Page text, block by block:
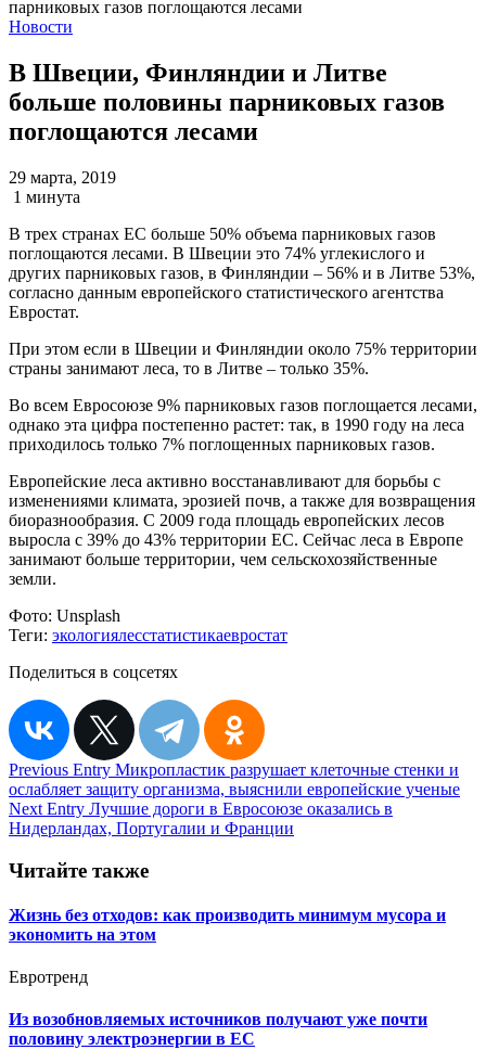
Новости
В Швеции, Финляндии и Литве
больше половины парниковых газов
поглощаются лесами
29 марта, 2019
1 минута
В трех странах ЕС больше 50% объема парниковых газов
поглощаются лесами. В Швеции это 74% углекислого и
других парниковых газов, в Финляндии – 56% и в Литве 53%,
согласно данным европейского статистического агентства
Евростат.
При этом если в Швеции и Финляндии около 75% территории
страны занимают леса, то в Литве – только 35%.
Во всем Евросоюзе 9% парниковых газов поглощается лесами,
однако эта цифра постепенно растет: так, в 1990 году на леса
приходилось только 7% поглощенных парниковых газов.
Европейские леса активно восстанавливают для борьбы с
изменениями климата, эрозией почв, а также для возвращения
биоразнообразия. С 2009 года площадь европейских лесов
выросла с 39% до 43% территории ЕС. Сейчас леса в Европе
занимают больше территории, чем сельскохозяйственные
земли.
Фото: Unsplash
Теги: экологиялесстатистикаевростат
Поделиться в соцсетях
Навигация
по
записям
Previous Entry Микропластик разрушает клеточные стенки и
ослабляет защиту организма, выяснили европейские ученые
Next Entry Лучшие дороги в Евросоюзе оказались в
Нидерландах, Португалии и Франции
Читайте также
Жизнь без отходов: как производить минимум мусора и
экономить на этом
Евротренд
Из возобновляемых источников получают уже почти
половину электроэнергии в ЕС